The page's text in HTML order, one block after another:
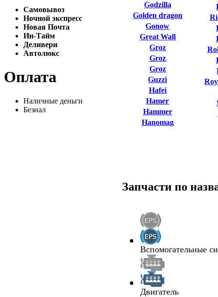
Самовывоз
Ночной экспресс
Новая Почта
Ин-Тайм
Деливери
Автолюкс
Оплата
Наличные деньги
Безнал
Godzilla
Golden dragon
Gonow
Great Wall
Groz
Groz
Groz
Guzzi
Hafei
Hamer
Hammer
Hanomag
Запчасти по
Вспомогательные
Двигатель